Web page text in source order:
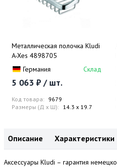
Металлическая полочка Kludi
A-Xes 4898705
Германия
Склад
5 063 ₽ / шт.
Код товара: 9679
Размеры (Д x Ш): 14.3 x 19.7
Описание Характеристики
Аксессуары Kludi – гарантия